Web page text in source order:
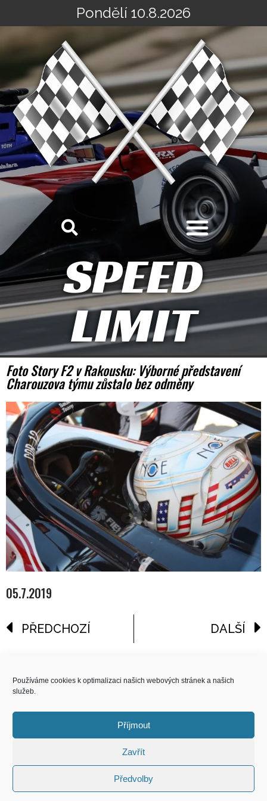
Používáme cookies k optimalizaci našich webových stránek a našich
služeb.
Příjmout
Zavřít
Předvolby
na
Pondělí 10.8.2026
SPEED
LIMIT
Foto Story F2 v Rakousku: Výborné představení
Charouzova týmu zůstalo bez odměny
05.7.2019
PŘEDCHOZÍ DALŠÍ
COPYRIGHT
© 2026 Speed Limit,
All Rights Reserved